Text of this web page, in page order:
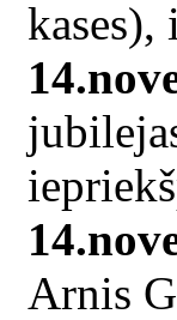
kases),
Arnis